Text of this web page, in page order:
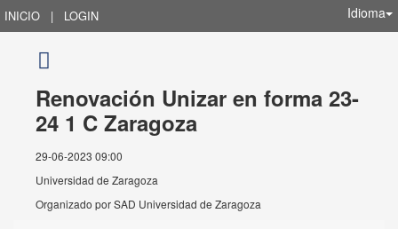
INICIO | LOGIN Idioma
Renovación Unizar en forma 23-
24 1 C Zaragoza
29-06-2023 09:00
Universidad de Zaragoza
Organizado porSAD Universidad de Zaragoza